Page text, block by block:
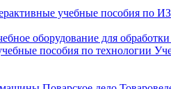
учебные пособия по
оборудование для обработки
пособия по технологии